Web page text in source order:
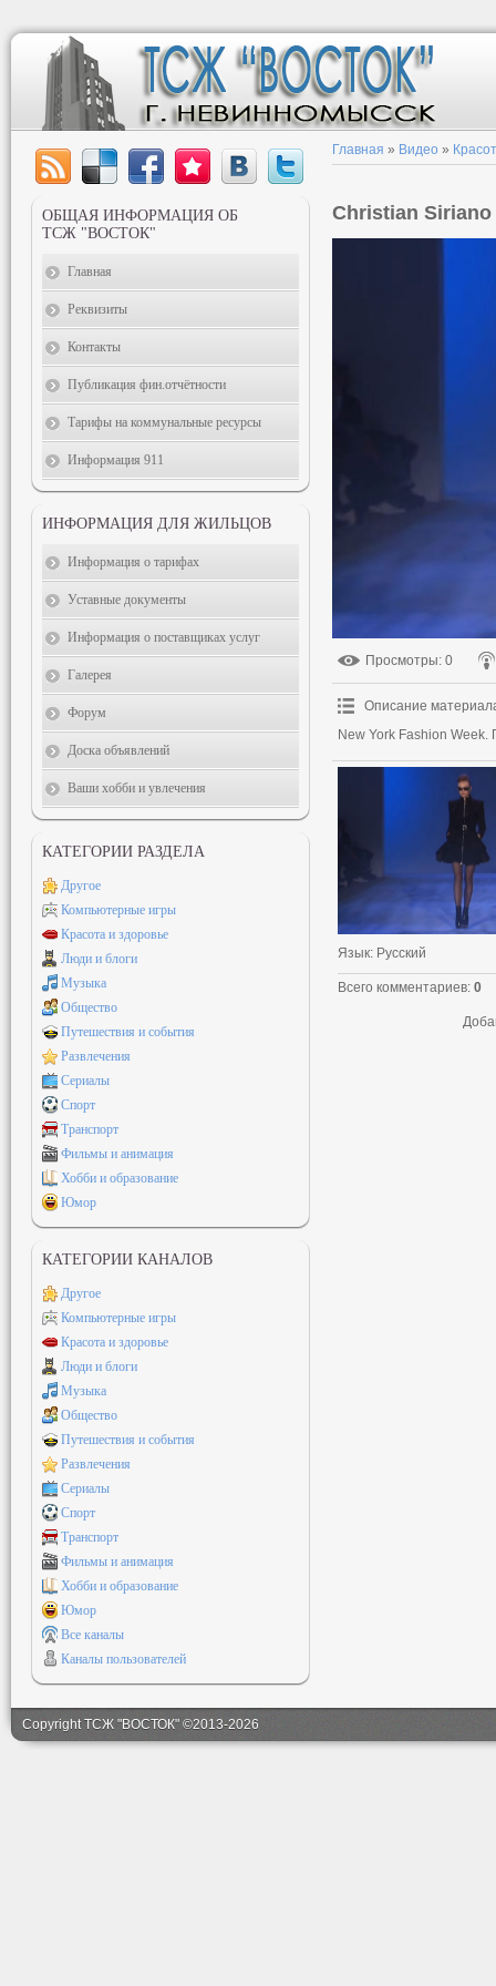
Главная » Видео »
Christian Siriano
Просмотры: 0
Описание
New York Fashion
Язык: Русский
Всего комментариев: 0
ОБЩАЯ ИНФОРМАЦИЯ ОБ
ТСЖ "ВОСТОК"
Главная
Реквизиты
Контакты
Публикация фин.отчётности
Тарифы на коммунальные ресурсы
Информация 911
ИНФОРМАЦИЯ ДЛЯ ЖИЛЬЦОВ
Информация о тарифах
Уставные документы
Информация о поставщиках услуг
Галерея
Форум
Доска объявлений
Ваши хобби и увлечения
КАТЕГОРИИ РАЗДЕЛА
Другое
Компьютерные игры
Красота и здоровье
Люди и блоги
Музыка
Общество
Путешествия и события
Развлечения
Сериалы
Спорт
Транспорт
Фильмы и анимация
Хобби и образование
Юмор
КАТЕГОРИИ КАНАЛОВ
Другое
Компьютерные игры
Красота и здоровье
Люди и блоги
Музыка
Общество
Путешествия и события
Развлечения
Сериалы
Спорт
Транспорт
Фильмы и анимация
Хобби и образование
Юмор
Все каналы
Каналы пользователей
Copyright ТСЖ "ВОСТОК" ©2013-2026